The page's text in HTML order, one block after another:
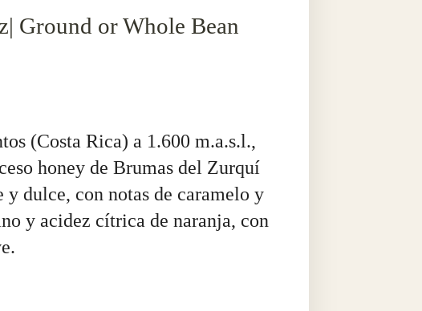
Ground or Whole Bean
(Costa Rica) a 1.600 m.a.s.l.,
honey de Brumas del Zurquí
y dulce, con notas de caramelo y
y acidez cítrica de naranja, con